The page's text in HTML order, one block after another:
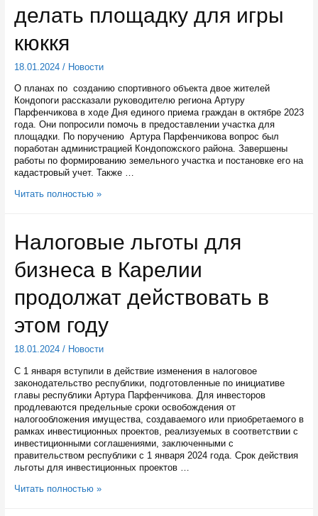
делать площадку для игры
кюккя
18.01.2024/ Новости
О планах по созданию спортивного объекта двое жителей
Кондопоги рассказали руководителю региона Артуру
Парфенчикова в ходе Дня единого приема граждан в октябре 2023
года. Они попросили помочь в предоставлении участка для
площадки. По поручению Артура Парфенчикова вопрос был
поработан администрацией Кондопожского района. Завершены
работы по формированию земельного участка и постановке его на
кадастровый учет. Также …
В
делать
для
игры
Читать полностью »
Налоговые льготы для
бизнеса в Карелии
продолжат действовать в
этом году
18.01.2024/ Новости
С 1 января вступили в действие изменения в налоговое
законодательство республики, подготовленные по инициативе
главы республики Артура Парфенчикова. Для инвесторов
продлеваются предельные сроки освобождения от
налогообложения имущества, создаваемого или приобретаемого в
рамках инвестиционных проектов, реализуемых в соответствии с
инвестиционными соглашениями, заключенными с
правительством республики с 1 января 2024 года. Срок действия
льготы для инвестиционных проектов …
Налоговые
Читать полностью »